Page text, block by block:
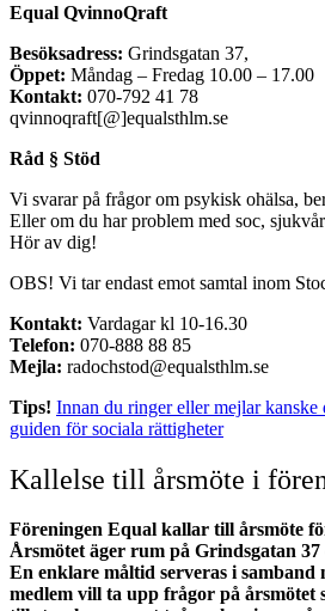
Equal QvinnoQraft
Besöksadress: Grindsgatan 37,
Öppet: Måndag – Fredag 10.00 – 17.00
Kontakt: 070-792 41 78
qvinnoqraft[@]equalsthlm.se
Råd § Stöd
Vi svarar på frågor om psykisk ohälsa,
Eller om du har problem med soc,
Hör av dig!
OBS! Vi tar endast emot samtal inom
Kontakt: Vardagar kl 10-16.30
Telefon: 070-888 88 85
Mejla: radochstod@equalsthlm.se
Tips! Innan du ringer eller mejlar kanske
guiden för sociala rättigheter
Kallelse till årsmöte i
Föreningen Equal kallar till årsmöte
Årsmötet äger rum på Grindsgatan
En enklare måltid serveras i samband
medlem vill ta upp frågor på årsmötet